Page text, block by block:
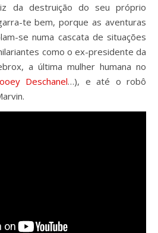
da destruição do seu próprio
te bem, porque as aventuras
se numa cascata de situações
como o ex-presidente da
a última mulher humana no
Deschanel…), e até o robô